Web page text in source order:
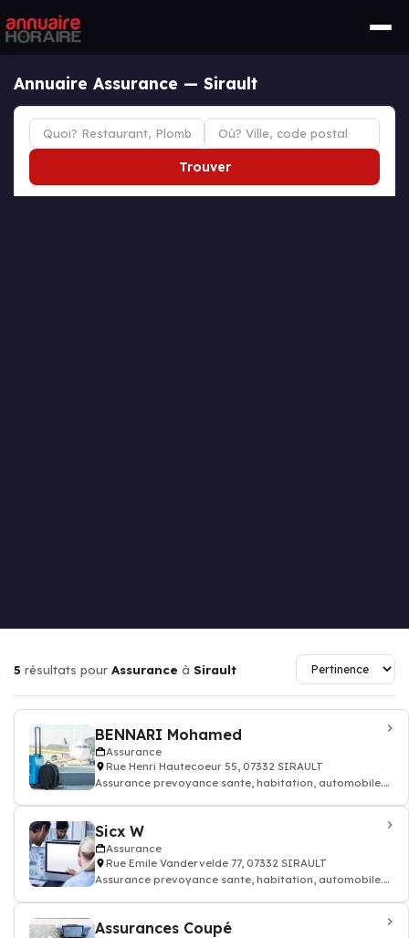
Annuaire Assurance — Sirault
Trouver
5 résultats pour Assurance à Sirault
BENNARI Mohamed
Assurance
Rue Henri Hautecoeur 55, 07332 SIRAULT
Assurance prevoyance sante, habitation, automobile.
Sicx W
Assurance
Rue Emile Vandervelde 77, 07332 SIRAULT
Assurance prevoyance sante, habitation, automobile.
Assurances Coupé